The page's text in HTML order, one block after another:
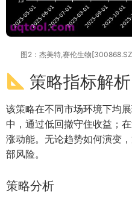
图2：杰美特,赛伦生物
策略指标解析
该策略在不同市场环境下均
中，通过低回撤守住收益；
涨动能。无论趋势如何演变
部风险。
策略分析